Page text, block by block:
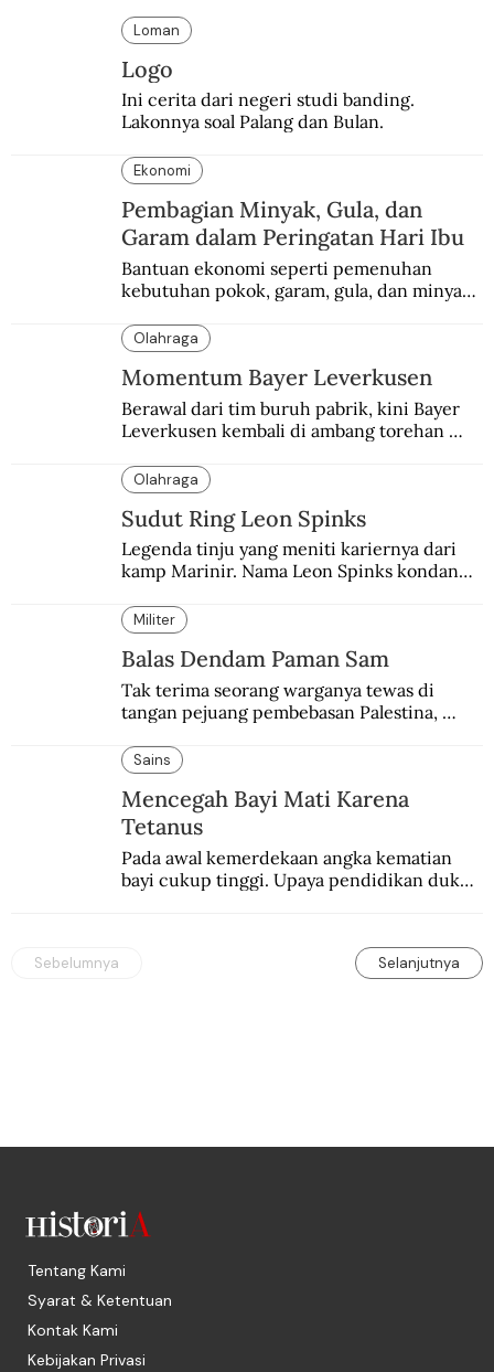
Loman
Logo
Ini cerita dari negeri studi banding.
Lakonnya soal Palang dan Bulan.
Ekonomi
Pembagian Minyak, Gula, dan
Garam dalam Peringatan Hari Ibu
Bantuan ekonomi seperti pemenuhan
kebutuhan pokok, garam, gula, dan minyak
peringatan Hari Ibu.
Olahraga
Momentum Bayer Leverkusen
Berawal dari tim buruh pabrik, kini Bayer
Leverkusen kembali di ambang torehan
“Neverkusen”.
Olahraga
Sudut Ring Leon Spinks
Legenda tinju yang meniti kariernya dari
kamp Marinir. Nama Leon Spinks kondang
Muhammad Ali.
Militer
Balas Dendam Paman Sam
Tak terima seorang warganya tewas di
tangan pejuang pembebasan Palestina,
pembalasan.
Sains
Mencegah Bayi Mati Karena
Tetanus
Pada awal kemerdekaan angka kematian
bayi cukup tinggi. Upaya pendidikan dukun
Sebelumnya Selanjutnya
Tentang Kami
Syarat & Ketentuan
Kontak Kami
Kebijakan Privasi